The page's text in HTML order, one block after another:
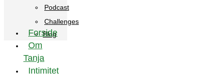
Podcast
Challenges
Blog
Forside
Om
Tanja
Intimitet